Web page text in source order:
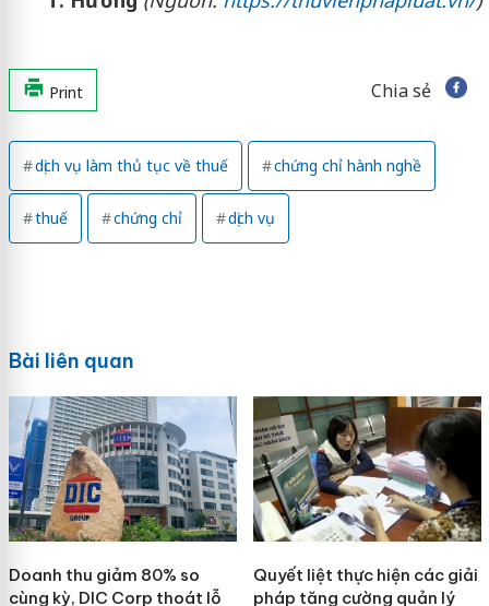
Print Chia sẻ
dịch vụ làm thủ tục về thuế chứng chỉ hành nghề
thuế chứng chỉ dịch vụ
Bài liên quan
Doanh thu giảm 80% so
cùng kỳ, DIC Corp thoát lỗ
Quyết liệt thực hiện các giải
pháp tăng cường quản lý